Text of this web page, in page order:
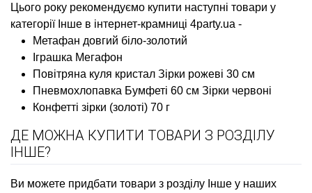
Цього року рекомендуємо купити наступні товари у
категорії Інше в інтернет-крамниці 4party.ua -
Метафан довгий біло-золотий
Іграшка Мегафон
Повітряна куля кристал Зірки рожеві 30 см
Пневмохлопавка Бумфеті 60 см Зірки червоні
Конфетті зірки (золоті) 70 г
ДЕ МОЖНА КУПИТИ ТОВАРИ З РОЗДІЛУ
ІНШЕ?
Ви можете придбати товари з розділу Інше у наших